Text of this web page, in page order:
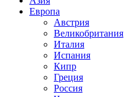
Европа
Австрия
Великобритания
Италия
Испания
Кипр
Греция
Россия